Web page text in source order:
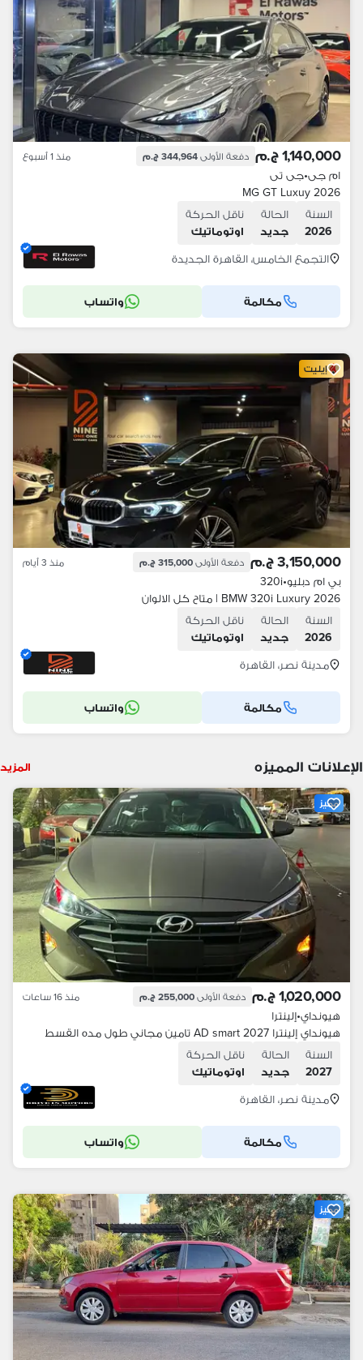
1,140,000 ج.م دفعة الأولى 344,964 ج.م منذ 1 أسبوع
ام جى•جى تى
MG GT Luxuy 2026
السنة
2026
الحالة
جديد
ناقل الحركة
اوتوماتيك
التجمع الخامس، القاهرة الجديدة
مكالمة واتساب
إيليت
3,150,000 ج.م دفعة الأولى 315,000 ج.م منذ 3 أيام
بي ام دبليو•
320i
BMW 320i Luxury 2026 | متاح كل الالوان
السنة
2026
الحالة
جديد
ناقل الحركة
اوتوماتيك
مدينة نصر، القاهرة
مكالمة واتساب
الإعلانات المميزه المزيد
مميز
1,020,000 ج.م دفعة الأولى 255,000 ج.م منذ 16 ساعات
هيونداي•إلينترا
هيونداي إلينترا 2027 AD smart تامين مجاني طول مده القسط
السنة
2027
الحالة
جديد
ناقل الحركة
اوتوماتيك
مدينة نصر، القاهرة
مكالمة واتساب
مميز